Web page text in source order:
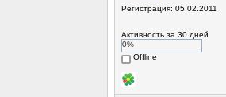
Регистрация: 05.02.2011
Активность за 30 дней
0%
Offline